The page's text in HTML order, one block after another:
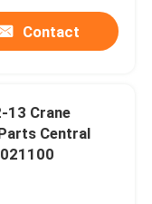
Contact
13 Crane
Central